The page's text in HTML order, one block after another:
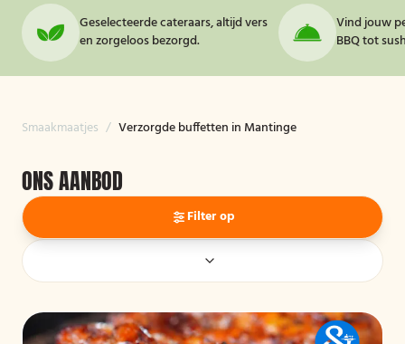
Geselecteerde cateraars, altijd vers
en zorgeloos bezorgd.
Vind jouw
BBQ tot
Smaakmaatjes / Verzorgde buffetten in Mantinge
ONS AANBOD
Filter op